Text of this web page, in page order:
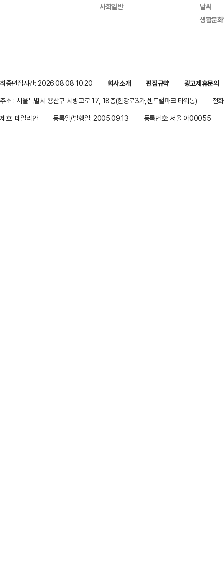
사회일반
날씨
생활문
최종편집시간: 2026.08.08 10:20 회사소개 편집규약
광고제휴문의
주소 : 서울특별시 용산구 서빙고로 17, 18층(한강로3가,센트럴파크 타워동)
전
제호: 데일리안
등록일/발행일: 2005.09.13 등록번호: 서울 아00055